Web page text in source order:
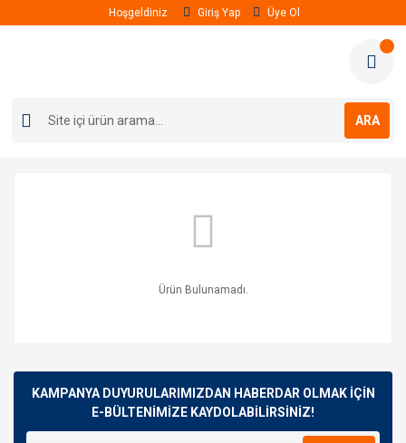
Hoşgeldiniz Giriş Yap Üye Ol
ARA
Ürün Bulunamadı.
KAMPANYA DUYURULARIMIZDAN HABERDAR OLMAK İÇİN
E-BÜLTENİMİZE KAYDOLABİLİRSİNİZ!